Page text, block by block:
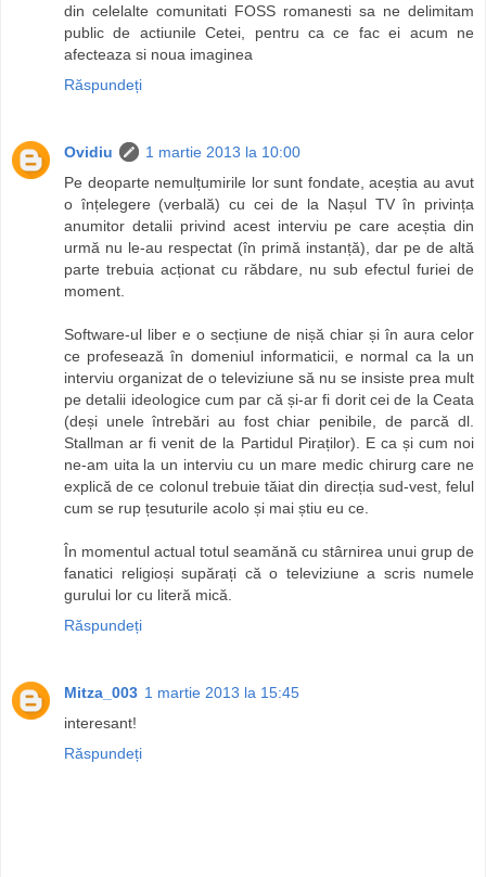
din celelalte comunitati FOSS romanesti sa ne delimitam
public de actiunile Cetei, pentru ca ce fac ei acum ne
afecteaza si noua imaginea
Răspundeți
Ovidiu
1 martie 2013 la 10:00
Pe deoparte nemulțumirile lor sunt fondate, aceștia au avut
o înțelegere (verbală) cu cei de la Nașul TV în privința
anumitor detalii privind acest interviu pe care aceștia din
urmă nu le-au respectat (în primă instanță), dar pe de altă
parte trebuia acționat cu răbdare, nu sub efectul furiei de
moment.
Software-ul liber e o secțiune de nișă chiar și în aura celor
ce profesează în domeniul informaticii, e normal ca la un
interviu organizat de o televiziune să nu se insiste prea mult
pe detalii ideologice cum par că și-ar fi dorit cei de la Ceata
(deși unele întrebări au fost chiar penibile, de parcă dl.
Stallman ar fi venit de la Partidul Piraților). E ca și cum noi
ne-am uita la un interviu cu un mare medic chirurg care ne
explică de ce colonul trebuie tăiat din direcția sud-vest, felul
cum se rup țesuturile acolo și mai știu eu ce.
În momentul actual totul seamănă cu stârnirea unui grup de
fanatici religioși supărați că o televiziune a scris numele
gurului lor cu literă mică.
Răspundeți
Mitza_003 1 martie 2013 la 15:45
interesant!
Răspundeți